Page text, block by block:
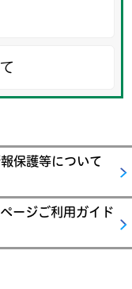
保護等について
ージご利用ガイド